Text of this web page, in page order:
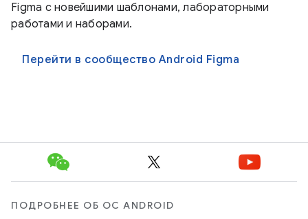
Figma с новейшими шаблонами, лабораторными
работами и наборами.
Перейти в сообщество Android Figma
ПОДРОБНЕЕ ОБ ОС ANDROID